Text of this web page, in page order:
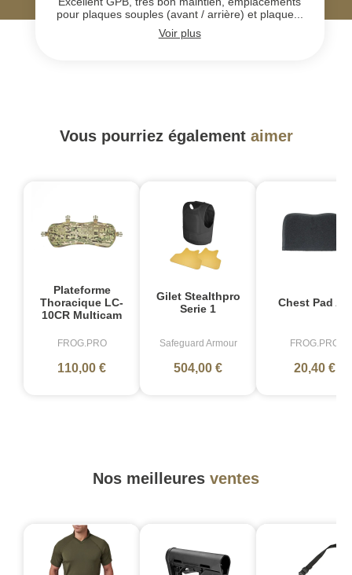
pour plaques souples (avant / arrière) et plaque...
Voir plus
Vous pourriez également aimer
Plateforme
Thoracique LC-
10CR Multicam
FROG.PRO
110,00 €
Gilet Stealthpro
Serie 1
Safeguard Armour
504,00 €
Chest Pad Air
FROG.PRO
20,40 €
Nos meilleures ventes